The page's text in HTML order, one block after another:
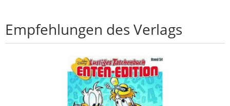
Empfehlungen des Verlags